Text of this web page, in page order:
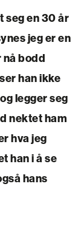
seg en 30 år
jeg er en
bodd
han ikke
legger seg
nektet ham
hva jeg
han i å se
hans